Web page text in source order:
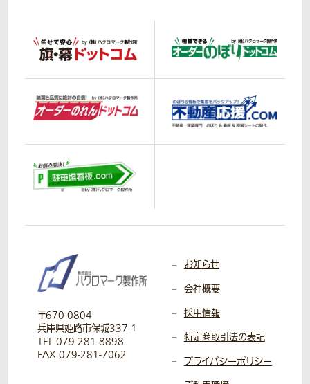
〒670-0804
兵庫県姫路市保城337-1
TEL 079-281-8898
FAX 079-281-7062
お知らせ
会社概要
採用情報
特定商取引法の表記
プライバシーポリシー